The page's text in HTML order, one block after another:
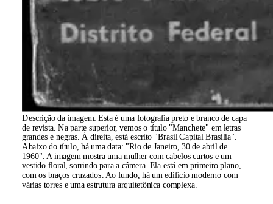
Descrição da imagem:Esta é uma fotografia preto e branco de capa
de revista. Na parte superior, vemos o título "Manchete" em letras
grandes e negras. À direita, está escrito "Brasil Capital Brasília".
Abaixo do título, há uma data: "Rio de Janeiro, 30 de abril de
1960". A imagem mostra uma mulher com cabelos curtos e um
vestido floral, sorrindo para a câmera. Ela está em primeiro plano,
com os braços cruzados. Ao fundo, há um edifício moderno com
várias torres e uma estrutura arquitetônica complexa.